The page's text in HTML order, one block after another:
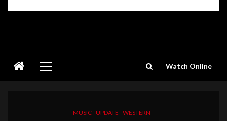
Menu
Watch Online
MUSIC UPDATE WESTERN